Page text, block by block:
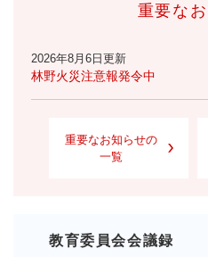
重要な
2026年8月6日更新
林野火災注意報発令中
重要なお知らせの
一覧
教育委員会会議録